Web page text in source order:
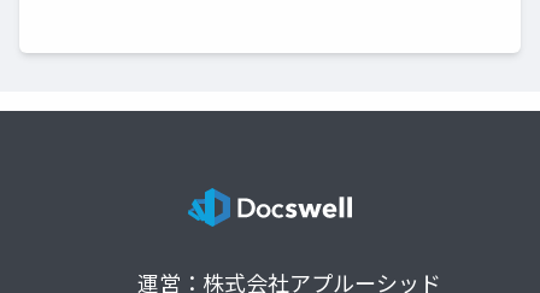
運営：株式会社アプルーシッド